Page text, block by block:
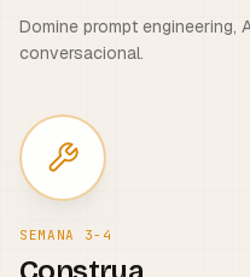
Domine prompt engineering,
conversacional.
SEMANA 3-4